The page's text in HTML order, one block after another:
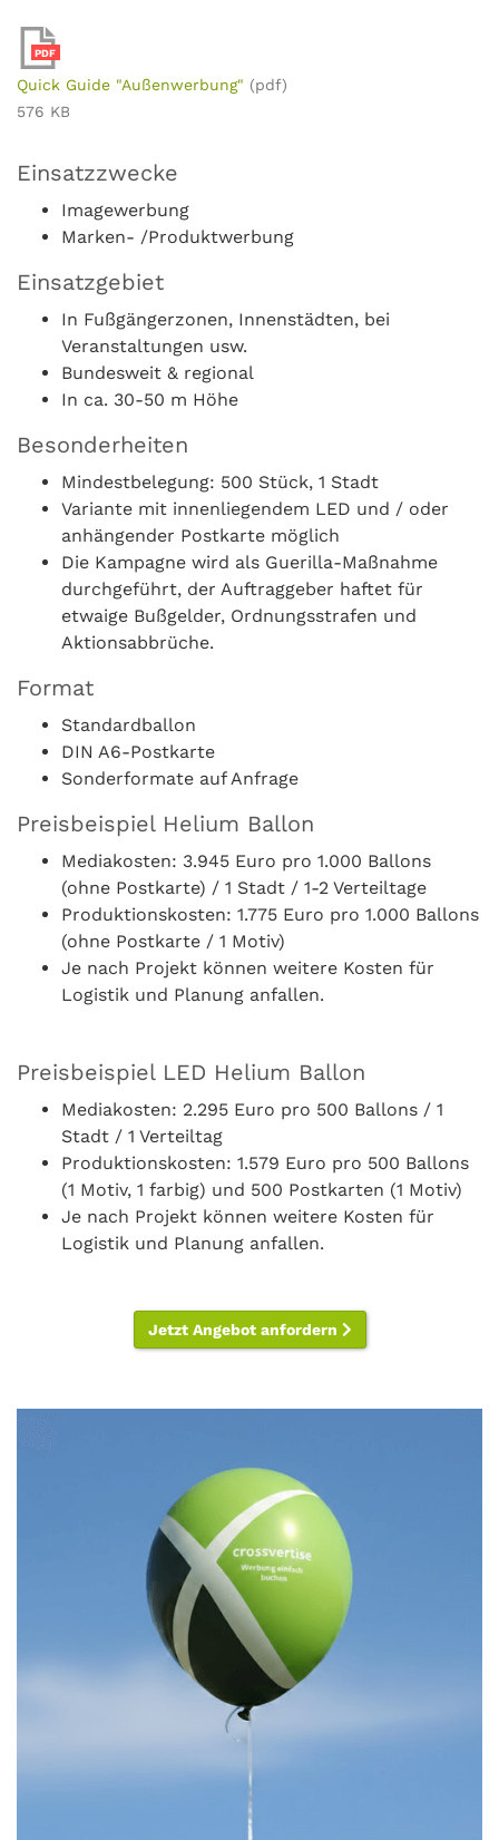
PDF
Quick Guide "Außenwerbung" (pdf)
576 KB
Einsatzzwecke
Imagewerbung
Marken- /Produktwerbung
Einsatzgebiet
In Fußgängerzonen, Innenstädten, bei
Veranstaltungen usw.
Bundesweit & regional
In ca. 30-50 m Höhe
Besonderheiten
Mindestbelegung: 500 Stück, 1 Stadt
Variante mit innenliegendem LED und / oder
anhängender Postkarte möglich
Die Kampagne wird als Guerilla-Maßnahme
durchgeführt, der Auftraggeber haftet für
etwaige Bußgelder, Ordnungsstrafen und
Aktionsabbrüche.
Format
Standardballon
DIN A6-Postkarte
Sonderformate auf Anfrage
Preisbeispiel Helium Ballon
Mediakosten: 3.945 Euro pro 1.000 Ballons
(ohne Postkarte) / 1 Stadt / 1-2 Verteiltage
Produktionskosten: 1.775 Euro pro 1.000 Ballons
(ohne Postkarte / 1 Motiv)
Je nach Projekt können weitere Kosten für
Logistik und Planung anfallen.
Preisbeispiel LED Helium Ballon
Mediakosten: 2.295 Euro pro 500 Ballons / 1
Stadt / 1 Verteiltag
Produktionskosten: 1.579 Euro pro 500 Ballons
(1 Motiv, 1 farbig) und 500 Postkarten (1 Motiv)
Je nach Projekt können weitere Kosten für
Logistik und Planung anfallen.
Jetzt Angebot anfordern